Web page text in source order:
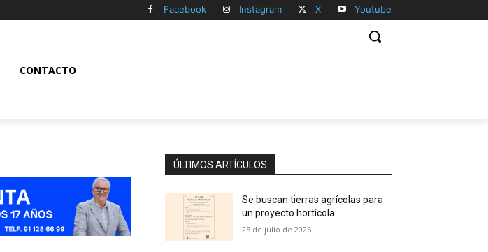
Facebook Instagram X Youtube
CONTACTO
ÚLTIMOS ARTÍCULOS
Se buscan tierras agrícolas para
un proyecto hortícola
25 de julio de 2026